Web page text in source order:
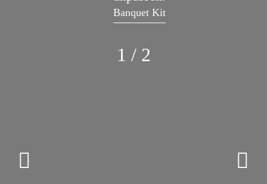
Banquet Kit
1 / 2